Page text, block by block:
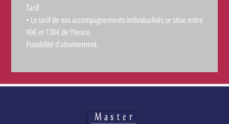
Tarif:
• Le tarif de nos accompagnements individualisés se situe entre
90€ et 130€ de l’heure.
Possibilité d’abonnement.